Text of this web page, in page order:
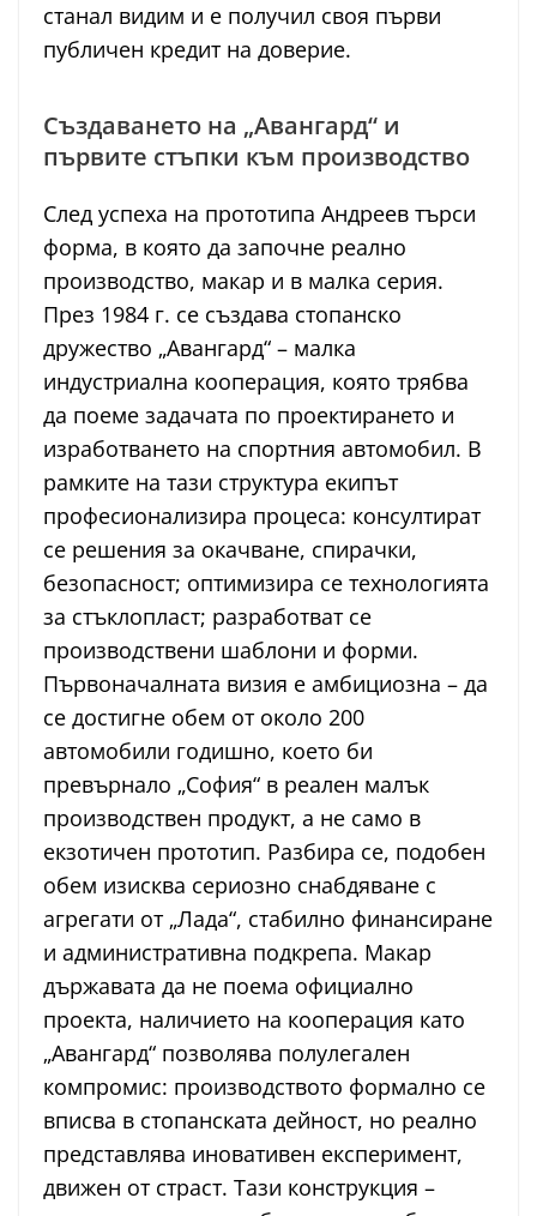
станал видим и е получил своя първи
публичен кредит на доверие.
Създаването на „Авангард“ и
първите стъпки към производство
След успеха на прототипа Андреев търси
форма, в която да започне реално
производство, макар и в малка серия.
През 1984 г. се създава стопанско
дружество „Авангард“ – малка
индустриална кооперация, която трябва
да поеме задачата по проектирането и
изработването на спортния автомобил. В
рамките на тази структура екипът
професионализира процеса: консултират
се решения за окачване, спирачки,
безопасност; оптимизира се технологията
за стъклопласт; разработват се
производствени шаблони и форми.
Първоначалната визия е амбициозна – да
се достигне обем от около 200
автомобили годишно, което би
превърнало „София“ в реален малък
производствен продукт, а не само в
екзотичен прототип. Разбира се, подобен
обем изисква сериозно снабдяване с
агрегати от „Лада“, стабилно финансиране
и административна подкрепа. Макар
държавата да не поема официално
проекта, наличието на кооперация като
„Авангард“ позволява полулегален
компромис: производството формално се
вписва в стопанската дейност, но реално
представлява иновативен експеримент,
движен от страст. Тази конструкция –